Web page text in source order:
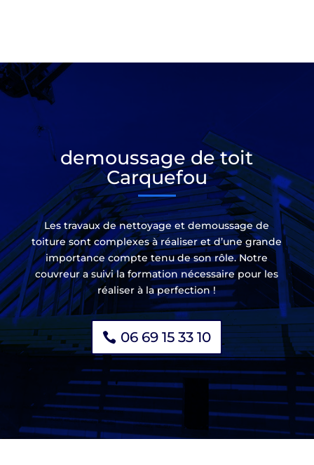
demoussage de toit
Carquefou
Les travaux de nettoyage et demoussage de
toiture sont complexes à réaliser et d’une grande
importance compte tenu de son rôle. Notre
couvreur a suivi la formation nécessaire pour les
réaliser à la perfection !
06 69 15 33 10